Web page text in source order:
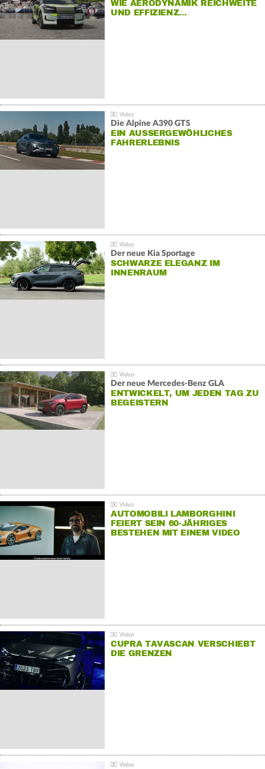
WIE AERODYNAMIK REICHWEITE
UND EFFIZIENZ…
Die Alpine A390 GTS
EIN AUSSERGEWÖHLICHES F
AHRERLEBNIS
Der neue Kia Sportage
SCHWARZE ELEGANZ IM
INNENRAUM
Der neue Mercedes-Benz GLA
ENTWICKELT, UM JEDEN TAG ZU
BEGEISTERN
AUTOMOBILI LAMBORGHINI
FEIERT SEIN 60-JÄHRIGES
BESTEHEN MIT EINEM VIDEO
CUPRA TAVASCAN VERSCHIEBT
DIE GRENZEN